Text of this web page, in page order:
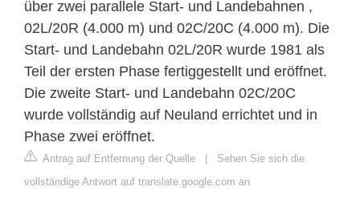
über zwei parallele Start- und Landebahnen ,
02L/20R (4.000 m) und 02C/20C (4.000 m). Die
Start- und Landebahn 02L/20R wurde 1981 als
Teil der ersten Phase fertiggestellt und eröffnet.
Die zweite Start- und Landebahn 02C/20C
wurde vollständig auf Neuland errichtet und in
Phase zwei eröffnet.
Antrag auf Entfernung der Quelle | Sehen Sie sich die
vollständige Antwort auf translate.google.com an